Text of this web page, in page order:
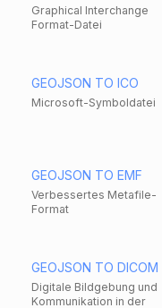
Graphical Interchange
Format-Datei
GEOJSON TO ICO
Microsoft-Symboldatei
GEOJSON TO EMF
Verbessertes Metafile-
Format
GEOJSON TO DICOM
Digitale Bildgebung und
Kommunikation in der